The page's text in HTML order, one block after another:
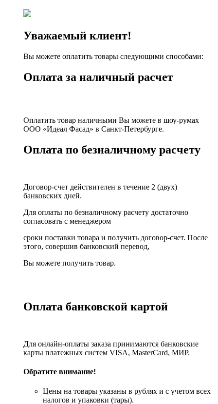
Уважаемый клиент!
Вы можете оплатить товары следующими способами:
Оплата за наличный расчет
Оплатить товар наличными Вы можете в шоу-румах
ООО «Идеал Фасад» в Санкт-Петербурге.
Оплата по безналичному расчету
Договор-счет действителен в течение 2 (двух)
банковских дней.
Для оплаты по безналичному расчету достаточно
согласовать с менеджером
сроки поставки товара и получить договор-счет. После
этого, совершив банковский перевод,
Вы можете получить товар.
Оплата банковской картой
Для онлайн-оплаты заказа принимаются банковские
карты платежных систем VISA, MasterСard, МИР.
Обратите внимание!
Цены на товары указаны в рублях и с учетом всех
налогов и упаковки (тары).